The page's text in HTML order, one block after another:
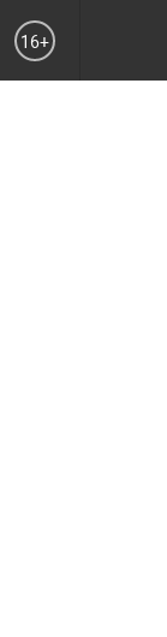
16+